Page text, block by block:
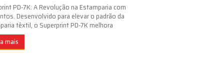
PD-7K: A Revolução na Estamparia com
Desenvolvido para elevar o padrão da
têxtil, o Superprint PD-7K melhora
mais